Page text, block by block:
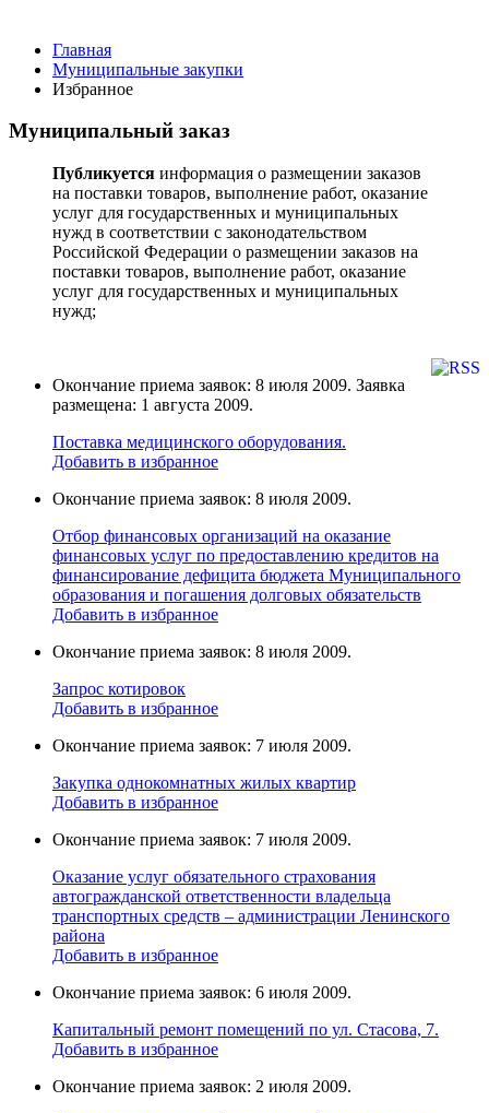
Главная
Муниципальные закупки
Избранное
Муниципальный заказ
Публикуется информация о размещении заказов
на поставки товаров, выполнение работ, оказание
услуг для государственных и муниципальных
нужд в соответствии с законодательством
Российской Федерации о размещении заказов на
поставки товаров, выполнение работ, оказание
услуг для государственных и муниципальных
нужд;
Окончание приема заявок: 8 июля 2009. Заявка
размещена: 1 августа 2009.
Поставка медицинского оборудования.
Добавить в избранное
Окончание приема заявок: 8 июля 2009.
Отбор финансовых организаций на оказание
финансовых услуг по предоставлению кредитов на
финансирование дефицита бюджета Муниципального
образования и погашения долговых обязательств
Добавить в избранное
Окончание приема заявок: 8 июля 2009.
Запрос котировок
Добавить в избранное
Окончание приема заявок: 7 июля 2009.
Закупка однокомнатных жилых квартир
Добавить в избранное
Окончание приема заявок: 7 июля 2009.
Оказание услуг обязательного страхования
автогражданской ответственности владельца
транспортных средств – администрации Ленинского
района
Добавить в избранное
Окончание приема заявок: 6 июля 2009.
Капитальный ремонт помещений по ул. Стасова, 7.
Добавить в избранное
Окончание приема заявок: 2 июля 2009.